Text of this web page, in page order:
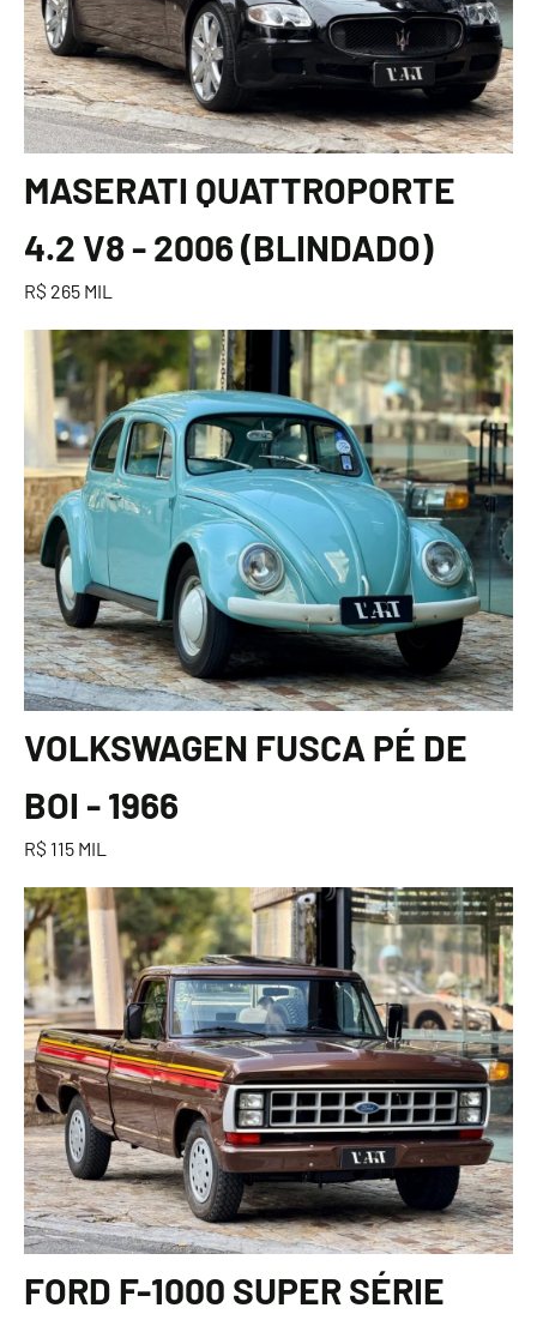
MASERATI QUATTROPORTE
4.2 V8 - 2006 (BLINDADO)
R$ 265 MIL
VOLKSWAGEN FUSCA PÉ DE
BOI - 1966
R$ 115 MIL
FORD F-1000 SUPER SÉRIE